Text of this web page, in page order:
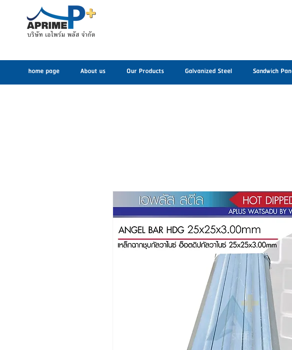
home page About us Our Products Galvanized Steel Sandwich